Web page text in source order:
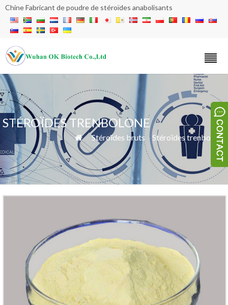
Chine Fabricant de poudre de stéroïdes anabolisants
STÉROÏDES TRENBOLONE
 »Stéroïdes bruts » Stéroïdes trenbolone